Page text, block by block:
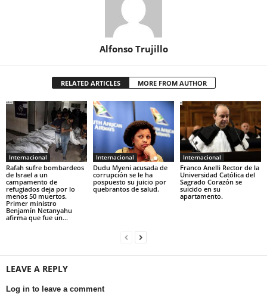
Alfonso Trujillo
RELATED ARTICLES MORE FROM AUTHOR
Internacional
Rafah sufre bombardeos
de Israel a un
campamento de
refugiados deja por lo
menos 50 muertos.
Primer ministro
Benjamín Netanyahu
afirma que fue un...
Internacional
Dudu Myeni acusada de
corrupción se le ha
pospuesto su juicio por
quebrantos de salud.
Internacional
Franco Anelli Rector de la
Universidad Católica del
Sagrado Corazón se
suicido en su
apartamento.
LEAVE A REPLY
Log in to leave a comment